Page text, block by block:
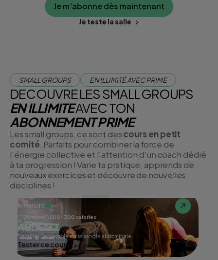
Je m'abonne dès maintenant
Je teste la salle
SMALL GROUPS EN ILLIMITÉ AVEC PRIME
DECOUVRE LES SMALL GROUPS
EN ILLIMITEAVEC TON
ABONNEMENT PRIME
Les small groups, ce sont descours en petit
comité . Parfaits pour combiner la force de
l'énergie collective et l'attention d'un coach dédié
à ta progression ! Varie ta pratique, apprends de
nouveaux exercices et découvre de nouvelles
disciplines !
INTENSITÉ
20 min
200-300 calories
ABDOS
Travailler l'ensemble de sa sangle abdominale
Tester ce cours